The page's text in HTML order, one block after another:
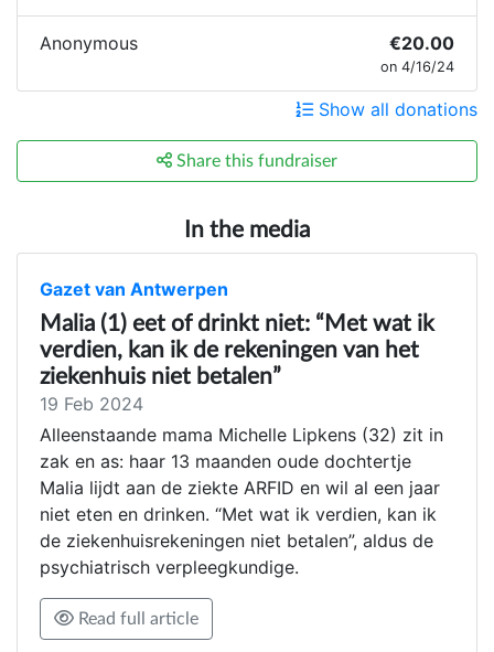
Anonymous €20.00
on 4/16/24
Show all donations
Share this fundraiser
In the media
Gazet van Antwerpen
Malia (1) eet of drinkt niet: “Met wat ik
verdien, kan ik de rekeningen van het
ziekenhuis niet betalen”
19 Feb 2024
Alleenstaande mama Michelle Lipkens (32) zit in
zak en as: haar 13 maanden oude dochtertje
Malia lijdt aan de ziekte ARFID en wil al een jaar
niet eten en drinken. “Met wat ik verdien, kan ik
de ziekenhuisrekeningen niet betalen”, aldus de
psychiatrisch verpleegkundige.
Read full article